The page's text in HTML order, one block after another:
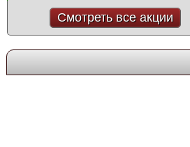
Смотреть все акции